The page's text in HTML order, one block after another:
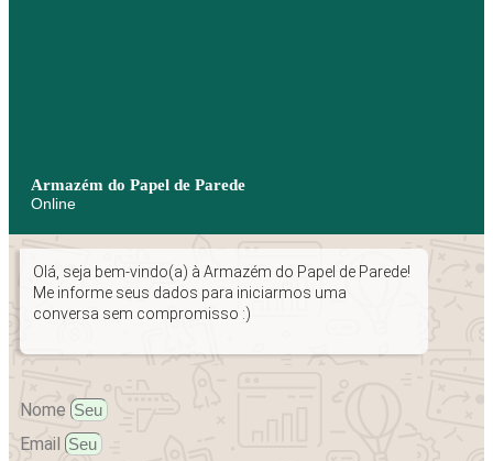
Armazém do Papel de Parede
Online
Olá, seja bem-vindo(a) à Armazém do Papel de Parede!
Me informe seus dados para iniciarmos uma
conversa sem compromisso :)
Nome
Email